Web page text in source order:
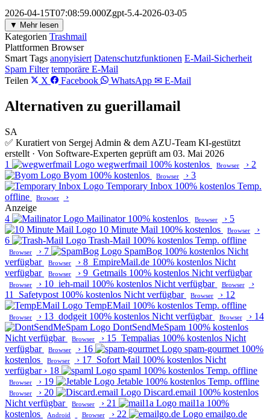
2026-04-15T07:08:59.000Zgpt-5.4-2026-03-05
▼ Mehr lesen
Kategorien Trashmail
Plattformen Browser
Smart Tags anonyisiert Datenschutzfunktionen E-Mail-Sicherheit
Spam Filter temporäre E-Mail
Teilen
X Facebook WhatsApp ✉ E-Mail
Alternativen zu guerillamail
SA
✅ Kuratiert von Sergej Admin & dem AZU-Team KI-gestützt
erstellt · Von Software-Experten geprüft am 03. Mai 2026
1
wegwerfmail 100% kostenlos Browser › 2
Byom 100% kostenlos Browser › 3
Temporary Inbox 100% kostenlos Temp.
offline
Browser
›
Anzeige
4
Mailinator 100% kostenlos Browser › 5
10 Minute Mail 100% kostenlos Browser
›
6
Trash-Mail 100% kostenlos Temp. offline
Browser › 7 SpamBog 100% kostenlosNicht
verfügbar
Browser › 8 EmpireMail.de 100% kostenlosNicht
verfügbar
Browser › 9 Getmails 100% kostenlosNicht verfügbar
Browser › 10 ieh-mail 100% kostenlosNicht verfügbar Browser
›
11
Safetypost 100% kostenlos Nicht verfügbar Browser › 12
TempEMail 100% kostenlos Temp. offline
Browser › 13 dodgeit 100% kostenlosNicht verfügbar Browser › 14
DontSendMeSpam 100% kostenlos
Nicht verfügbar
Browser › 15 Tempalias 100% kostenlosNicht
verfügbar
Browser › 16 spam-gourmet 100%
kostenlos
Browser › 17 Sofort Mail 100% kostenlosNicht
verfügbar › 18 spaml 100% kostenlos Temp. offline
Browser › 19 Jetable 100% kostenlosTemp. offline
Browser › 20 Discard.email 100% kostenlos
Nicht verfügbar
Browser › 21 mail1a 100%
kostenlos
Android Browser › 22
emailgo.de